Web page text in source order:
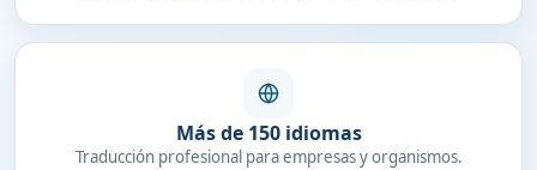
Más de 150 idiomas
Traducción profesional para empresas y organismos.